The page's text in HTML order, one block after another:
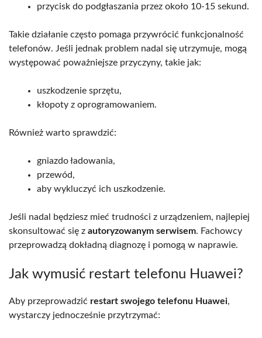
przycisk do podgłaszania przez około 10-15 sekund.
Takie działanie często pomaga przywrócić funkcjonalność
telefonów. Jeśli jednak problem nadal się utrzymuje, mogą
występować poważniejsze przyczyny, takie jak:
uszkodzenie sprzętu,
kłopoty z oprogramowaniem.
Również warto sprawdzić:
gniazdo ładowania,
przewód,
aby wykluczyć ich uszkodzenie.
Jeśli nadal będziesz mieć trudności z urządzeniem, najlepiej
skonsultować się z autoryzowanym serwisem. Fachowcy
przeprowadzą dokładną diagnozę i pomogą w naprawie.
Jak wymusić restart telefonu Huawei?
Aby przeprowadzić restart swojego telefonu Huawei,
wystarczy jednocześnie przytrzymać: